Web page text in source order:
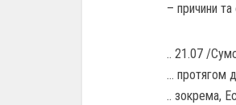
– причини та
.. 21.07 /
… протягом
.. зокрема,